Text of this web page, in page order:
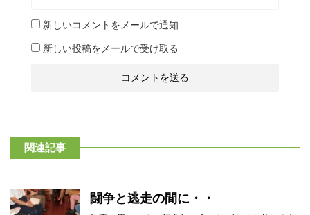
新しいコメントをメールで通知
新しい投稿をメールで受け取る
関連記事
闘争と逃走の間に・・